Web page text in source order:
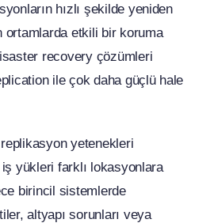
hızlı şekilde yeniden
ortamlarda etkili bir koruma
recovery çözümleri
ile çok daha güçlü hale
yetenekleri
yükleri farklı lokasyonlara
birincil sistemlerde
altyapı sorunları veya